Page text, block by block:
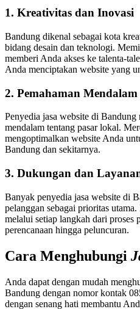
1. Kreativitas dan Inovasi
Bandung dikenal sebagai kota
bidang desain dan teknologi.
memberi Anda akses ke talenta-
Anda menciptakan website yang
2. Pemahaman
Penyedia jasa website di
mendalam tentang pasar lokal.
mengoptimalkan website Anda
Bandung dan sekitarnya.
3. Dukungan dan
Banyak penyedia jasa website di
pelanggan sebagai prioritas
melalui setiap langkah dari proses
perencanaan hingga peluncuran.
Cara Menghubungi
Anda dapat dengan mudah
Bandung dengan nomor kontak
dengan senang hati membantu